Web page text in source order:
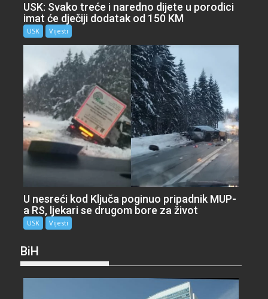
USK: Svako treće i naredno dijete u porodici
imat će dječiji dodatak od 150 KM
USK Vijesti
U nesreći kod Ključa poginuo pripadnik MUP-
a RS, ljekari se drugom bore za život
USK Vijesti
BiH